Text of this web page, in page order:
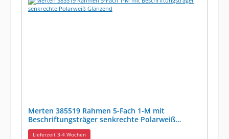
Merten 385519 Rahmen 5-Fach 1-M mit
Beschriftungsträger senkrechte Polarweiß
Glänzend
Lieferzeit 3-4 Wochen